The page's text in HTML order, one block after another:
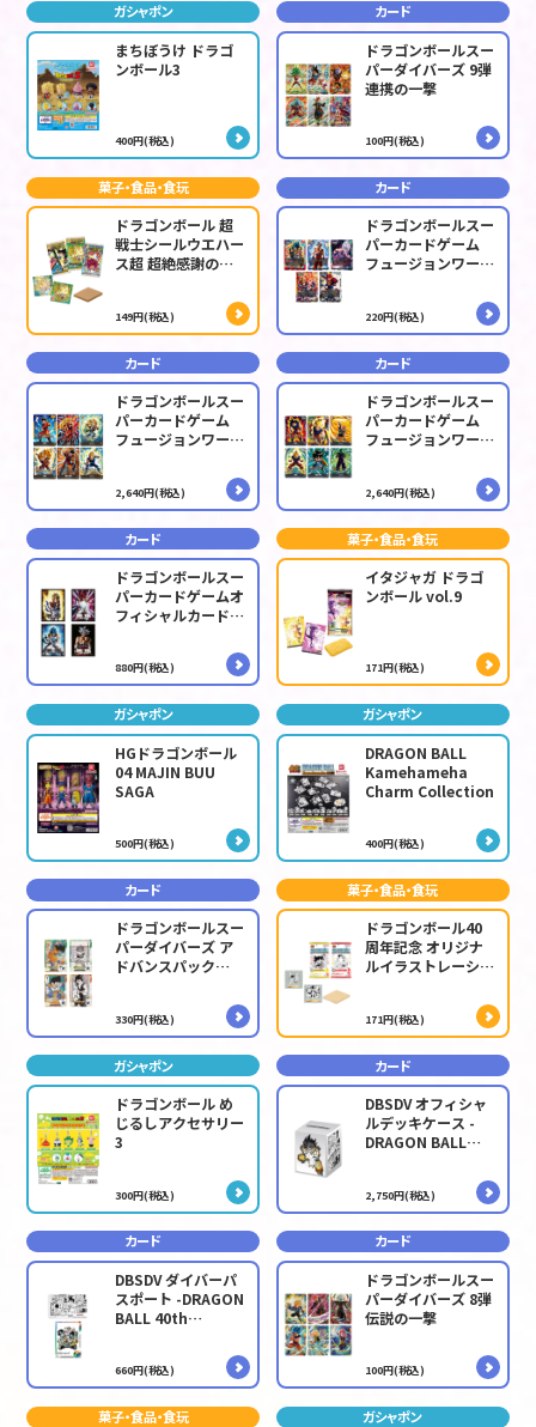
ガシャポン
まちぼうけ ドラゴ
ンボール3
400円(税込)
カード
ドラゴンボールスー
パーダイバーズ 9弾
連携の一撃
100円(税込)
菓子・食品・食玩
ドラゴンボール 超
戦士シールウエハー
ス超 超絶感謝の十
149円(税込)
カード
ドラゴンボールスー
パーカードゲーム
フュージョンワール
[FB09]
220円(税込)
カード
ドラゴンボールスー
パーカードゲーム
フュージョンワール
[FS11]
2,640円(税込)
カード
ドラゴンボールスー
パーカードゲーム
フュージョンワール
EX 気の躍動[FS12]
2,640円(税込)
カード
ドラゴンボールスー
パーカードゲームオ
フィシャルカードス
880円(税込)
菓子・食品・食玩
イタジャガ ドラゴ
ンボール vol.9
171円(税込)
ガシャポン
HGドラゴンボール
04 MAJIN BUU
SAGA
500円(税込)
ガシャポン
DRAGON BALL
Kamehameha
Charm Collection
400円(税込)
カード
ドラゴンボールスー
パーダイバーズ ア
ドバンスパック
40th Anniversary
Edition
330円(税込)
菓子・食品・食玩
ドラゴンボール40
周年記念 オリジナ
ルイラストレーショ
171円(税込)
ガシャポン
ドラゴンボール め
じるしアクセサリー
3
300円(税込)
カード
DBSDV オフィシャ
ルデッキケース -
DRAGON BALL
2,750円(税込)
カード
DBSDV ダイバーパ
スポート -DRAGON
BALL 40th
660円(税込)
カード
ドラゴンボールスー
パーダイバーズ 8弾
伝説の一撃
100円(税込)
菓子・食品・食玩 ガシャポン